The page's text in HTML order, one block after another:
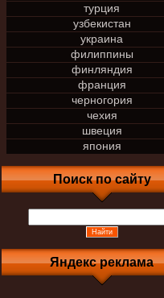
турция
узбекистан
украина
филиппины
финляндия
франция
черногория
чехия
швеция
япония
Поиск по сайту
Яндекс реклама